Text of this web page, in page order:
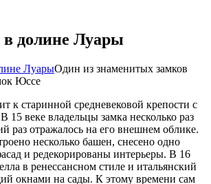
долине Луары
Один из знаменитых замков
Юссе
к старинной средневековой крепости с
15 веке владельцы замка несколько раз
раз отражалось на его внешнем облике.
несколько башен, снесено одно
и редекорированы интерьеры. В 16
в ренессансном стиле и итальянский
окнами на сады. К этому времени сам